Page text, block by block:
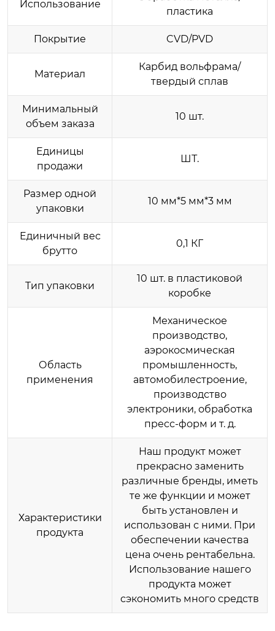
Использование
пластика
Покрытие CVD/PVD
Материал
Карбид вольфрама/
твердый сплав
Минимальный
объем заказа
10 шт.
Единицы
продажи
ШТ.
Размер одной
упаковки
10 мм*5 мм*3 мм
Единичный вес
брутто
0,1 КГ
Тип упаковки
10 шт. в пластиковой
коробке
Область
применения
Механическое
производство,
аэрокосмическая
промышленность,
автомобилестроение,
производство
электроники, обработка
пресс-форм и т. д.
Характеристики
продукта
Наш продукт может
прекрасно заменить
различные бренды, иметь
те же функции и может
быть установлен и
использован с ними. При
обеспечении качества
цена очень рентабельна.
Использование нашего
продукта может
сэкономить много средств